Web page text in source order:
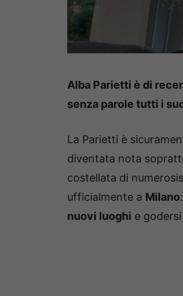
Alba Parietti è di
senza parole tutti i
La Parietti è
diventata nota
costellata di
ufficialmente a Milano
nuovi luoghi e godersi